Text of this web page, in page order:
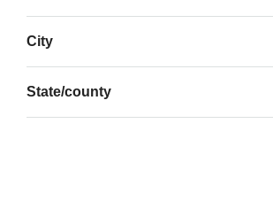
City
State/county